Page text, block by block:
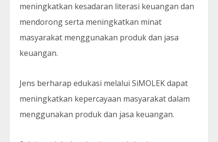
meningkatkan kesadaran literasi keuangan dan
mendorong serta meningkatkan minat
masyarakat menggunakan produk dan jasa
keuangan.
Jens berharap edukasi melalui SiMOLEK dapat
meningkatkan kepercayaan masyarakat dalam
menggunakan produk dan jasa keuangan.